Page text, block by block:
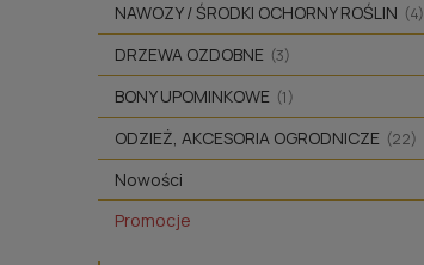
NAWOZY / ŚRODKI OCHORNY ROŚLIN (4)
DRZEWA OZDOBNE (3)
BONY UPOMINKOWE (1)
ODZIEŻ, AKCESORIA OGRODNICZE (22)
Nowości
Promocje